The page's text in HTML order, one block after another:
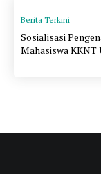
Berita Terkini
Sosialisasi
Mahasiswa KKNT